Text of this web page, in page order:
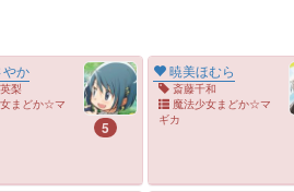
か
梨
まどか☆マ
5
暁美ほむら
斎藤千和
魔法少女まどか☆マ
ギカ